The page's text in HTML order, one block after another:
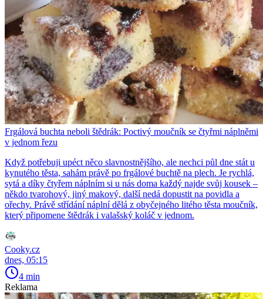
Frgálová buchta neboli štědrák: Poctivý moučník se čtyřmi náplněmi
v jednom řezu
Když potřebuji upéct něco slavnostnějšího, ale nechci půl dne stát u
kynutého těsta, sahám právě po frgálové buchtě na plech. Je rychlá,
sytá a díky čtyřem náplním si u nás doma každý najde svůj kousek –
někdo tvarohový, jiný makový, další nedá dopustit na povidla a
ořechy. Právě střídání náplní dělá z obyčejného litého těsta moučník,
který připomene štědrák i valašský koláč v jednom.
Cooky.cz
dnes, 05:15
4 min
Reklama